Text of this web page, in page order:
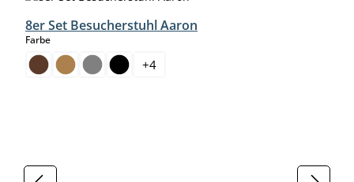
8er Set Besucherstuhl Aaron
Farbeauswählen
+4